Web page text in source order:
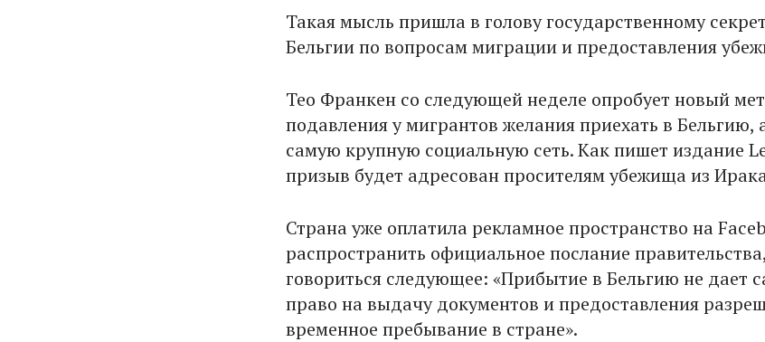
Такая мысль пришла в голову государственному
Бельгии по вопросам миграции и предоставления
Тео Франкен со следующей неделе опробует новый
подавления у мигрантов желания приехать в Бельгию,
самую крупную социальную сеть. Как пишет издание
призыв будет адресован просителям убежища из
Страна уже оплатила рекламное пространство на
распространить официальное послание
говориться следующее: «Прибытие в Бельгию не дает
право на выдачу документов и предоставления
временное пребывание в стране».